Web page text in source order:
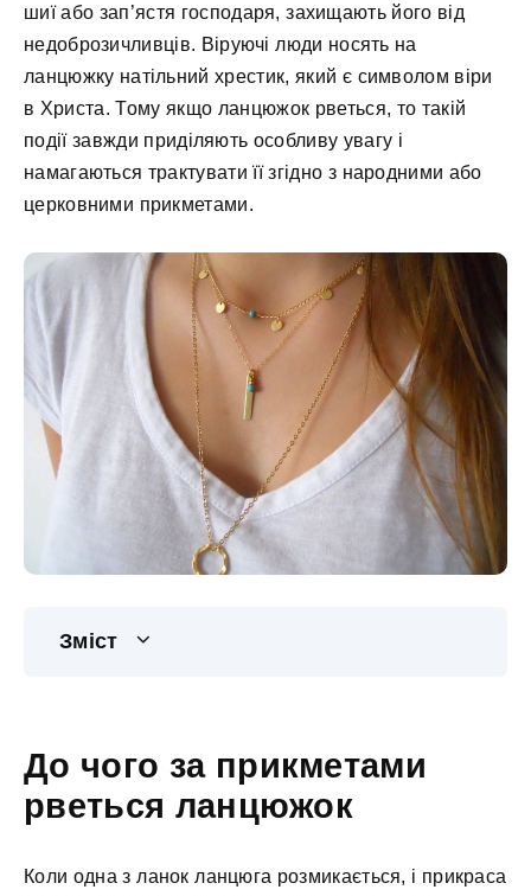
шиї або зап’ястя господаря, захищають його від
недоброзичливців. Віруючі люди носять на
ланцюжку натільний хрестик, який є символом віри
в Христа. Тому якщо ланцюжок рветься, то такій
події завжди приділяють особливу увагу і
намагаються трактувати її згідно з народними або
церковними прикметами.
Зміст
До чого за прикметами
рветься ланцюжок
Коли одна з ланок ланцюга розмикається, і прикраса